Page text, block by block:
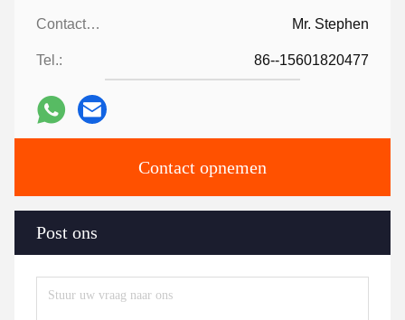
Contactpersonen: Mr. Stephen
Tel.: 86--15601820477
Contact opnemen
Post ons